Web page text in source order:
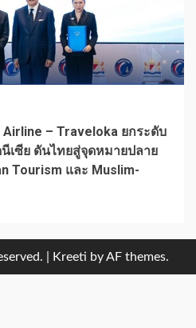
– Traveloka ยกระดับ
เซีย ดันไทยสู่จุดหมายปลาย
Tourism และ Muslim-
Kreeti by AF themes.